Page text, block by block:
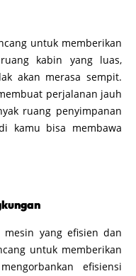
untuk memberikan
kabin yang luas,
akan merasa sempit.
perjalanan jauh
ruang penyimpanan
kamu bisa membawa
yang efisien dan
untuk memberikan
efisiensi